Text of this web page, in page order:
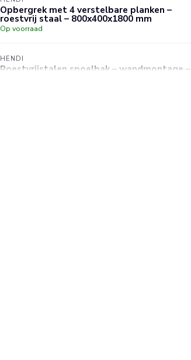
Opbergrek met 4 verstelbare planken –
roestvrij staal – 800x400x1800 mm
Op voorraad
HENDI
Roestvrijstalen spoelbak – wandmontage –